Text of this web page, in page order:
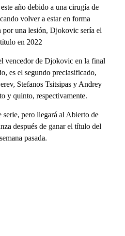
año debido a una cirugía de
volver a estar en forma
por una lesión, Djokovic sería el
en 2022
vencedor de Djokovic en la final
es el segundo preclasificado,
Stefanos Tsitsipas y Andrey
y quinto, respectivamente.
serie, pero llegará al Abierto de
después de ganar el título del
pasada.